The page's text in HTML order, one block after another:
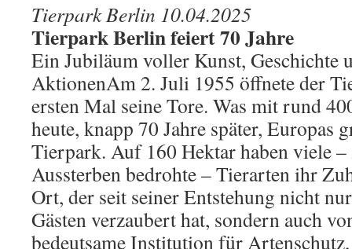
Tierpark Berlin 10.04.2025
Tierpark Berlin feiert 70 Jahre
Ein Jubiläum voller Kunst, Geschichte
AktionenAm 2. Juli 1955 öffnete der
ersten Mal seine Tore. Was mit rund
heute, knapp 70 Jahre später, Europas
Tierpark. Auf 160 Hektar haben viele
Aussterben bedrohte – Tierarten ihr
Ort, der seit seiner Entstehung nicht
Gästen verzaubert hat, sondern auch
bedeutsame Institution für